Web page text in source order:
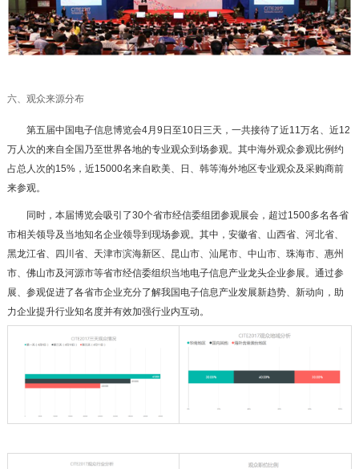
六、观众来源分布
第五届中国电子信息博览会4月9日至10日三天，一共接待了近11万名、近12
万人次的来自全国乃至世界各地的专业观众到场参观。其中海外观众参观比例约
占总人次的15%，近15000名来自欧美、日、韩等海外地区专业观众及采购商前
来参观。
同时，本届博览会吸引了30个省市经信委组团参观展会，超过1500多名各省
市相关领导及当地知名企业领导到现场参观。其中，安徽省、山西省、河北省、
黑龙江省、四川省、天津市滨海新区、昆山市、汕尾市、中山市、珠海市、惠州
市、佛山市及河源市等省市经信委组织当地电子信息产业龙头企业参展。通过参
展、参观促进了各省市企业充分了解我国电子信息产业发展新趋势、新动向，助
力企业提升行业知名度并有效加强行业内互动。